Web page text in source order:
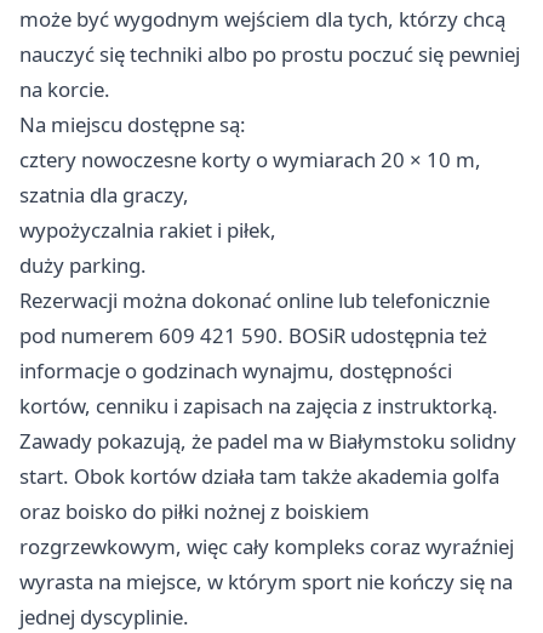
może być wygodnym wejściem dla tych, którzy chcą
nauczyć się techniki albo po prostu poczuć się pewniej
na korcie.
Na miejscu dostępne są:
cztery nowoczesne korty o wymiarach 20 × 10 m,
szatnia dla graczy,
wypożyczalnia rakiet i piłek,
duży parking.
Rezerwacji można dokonać online lub telefonicznie
pod numerem 609 421 590. BOSiR udostępnia też
informacje o godzinach wynajmu, dostępności
kortów, cenniku i zapisach na zajęcia z instruktorką.
Zawady pokazują, że padel ma w Białymstoku solidny
start. Obok kortów działa tam także akademia golfa
oraz boisko do piłki nożnej z boiskiem
rozgrzewkowym, więc cały kompleks coraz wyraźniej
wyrasta na miejsce, w którym sport nie kończy się na
jednej dyscyplinie.